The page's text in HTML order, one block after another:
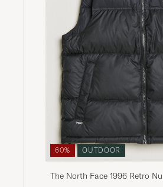
60% OUTDOOR
The North Face 1996 Retro